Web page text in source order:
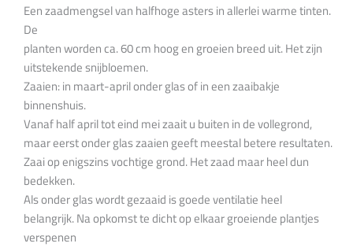
Een zaadmengsel van halfhoge asters in allerlei warme tinten.
De
planten worden ca. 60 cm hoog en groeien breed uit. Het zijn
uitstekende snijbloemen.
Zaaien: in maart-april onder glas of in een zaaibakje
binnenshuis.
Vanaf half april tot eind mei zaait u buiten in de vollegrond,
maar eerst onder glas zaaien geeft meestal betere resultaten.
Zaai op enigszins vochtige grond. Het zaad maar heel dun
bedekken.
Als onder glas wordt gezaaid is goede ventilatie heel
belangrijk. Na opkomst te dicht op elkaar groeiende plantjes
verspenen